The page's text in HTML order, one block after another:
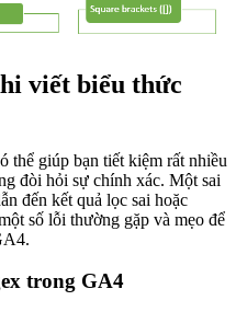
viết biểu thức
thể giúp bạn tiết kiệm rất nhiều
đòi hỏi sự chính xác. Một sai
đến kết quả lọc sai hoặc
số lỗi thường gặp và mẹo để
trong GA4